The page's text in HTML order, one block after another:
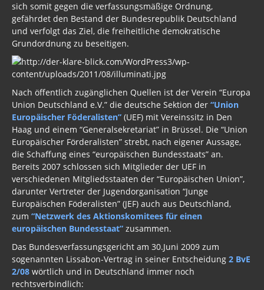
Wahrheit gegen MSM
Mark Passio
Außerirdische?
Zeitgeschichte
Neues Bewußtsein
Der globale Prädiktor
Rom und Jerusalem
Satanischer Kalender
Geschichte 2020
Trump, Putin, Xi, der falsche Franziskus
»Lolita Express« Jeffrey Epstein
sich somit gegen die verfassungsmäßige Ordnung,
gefährdet den Bestand der Bundesrepublik Deutschland
und verfolgt das Ziel, die freiheitliche demokratische
Grundordnung zu beseitigen.
Nach öffentlich zugänglichen Quellen ist der Verein “Europa
Union Deutschland e.V.” die deutsche Sektion der “Union
Europäischer Föderalisten” (UEF) mit Vereinssitz in Den
Haag und einem “Generalsekretariat” in Brüssel. Die “Union
Europäischer Förderalisten” strebt, nach eigener Aussage,
die Schaffung eines “europäischen Bundesstaats” an.
Bereits 2007 schlossen sich Mitglieder der UEF in
verschiedenen Mitgliedsstaaten der “Europäischen Union”,
darunter Vertreter der Jugendorganisation “Junge
Europäischen Föderalisten” (JEF) auch aus Deutschland,
zum “Netzwerk des Aktionskomitees für einen
europäischen Bundesstaat” zusammen.
Das Bundesverfassungsgericht am 30.Juni 2009 zum
sogenannten Lissabon-Vertrag in seiner Entscheidung 2 BvE
2/08 wörtlich und in Deutschland immer noch
rechtsverbindlich: